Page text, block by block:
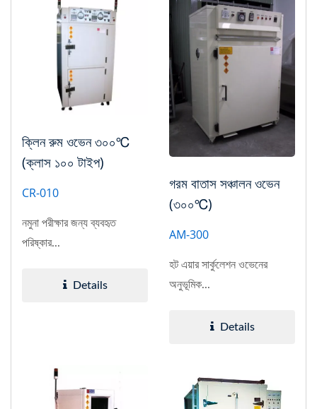
ক্লিন রুম ওভেন ৩০০℃
(ক্লাস ১০০ টাইপ)
CR-010
নমুনা পরীক্ষার জন্য ব্যবহৃত
পরিষ্কার...
Details
গরম বাতাস সঞ্চালন ওভেন
(৩০০℃)
AM-300
হট এয়ার সার্কুলেশন ওভেনের
অনুভূমিক...
Details